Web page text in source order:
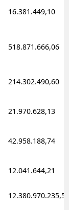
16.381.449,10
518.871.666,06
214.302.490,60
21.970.628,13
42.958.188,74
12.041.644,21
12.380.970.235,50